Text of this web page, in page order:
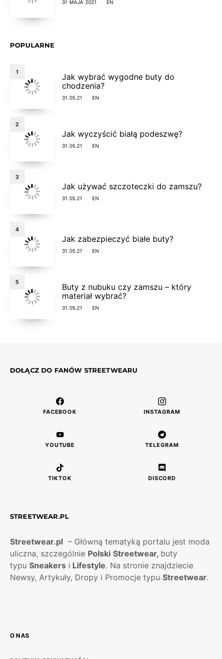
31 MAJA 2021 EN
POPULARNE
1
Jak wybrać wygodne buty do
chodzenia?
31.05.21 EN
2
Jak wyczyścić białą podeszwę?
31.05.21 EN
3
Jak używać szczoteczki do zamszu?
31.05.21 EN
4
Jak zabezpieczyć białe buty?
31.05.21 EN
5
Buty z nubuku czy zamszu – który
materiał wybrać?
31.05.21 EN
DOŁĄCZ DO FANÓW STREETWEARU
FACEBOOK INSTAGRAM
YOUTUBE TELEGRAM
TIKTOK DISCORD
STREETWEAR.PL
Streetwear.pl – Główną tematyką portalu jest moda
uliczna, szczególnie Polski Streetwear, buty
typu Sneakers i Lifestyle. Na stronie znajdziecie
Newsy, Artykuły, Dropy i Promocje typu Streetwear.
O NAS